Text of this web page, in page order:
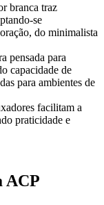
branca traz
se
do minimalista
pensada para
capacidade de
para ambientes de
facilitam a
praticidade e
ACP